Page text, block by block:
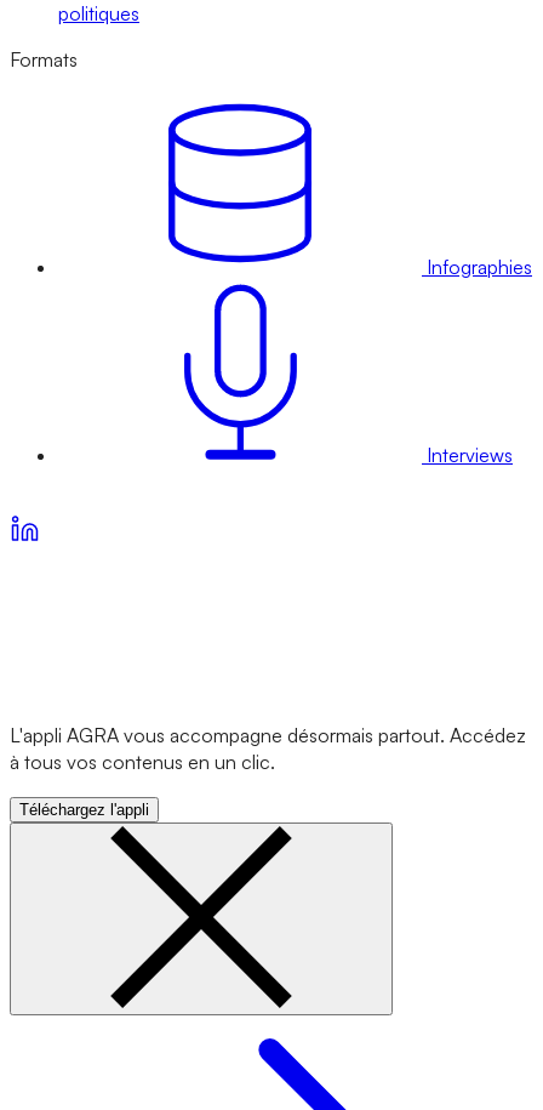
politiques
Formats
Infographies
Interviews
L'appli AGRA vous accompagne désormais partout. Accédez
à tous vos contenus en un clic.
Téléchargez l'appli